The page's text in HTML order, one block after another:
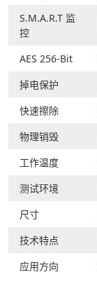
S.M.A.R.T 监
控
AES 256-Bit
掉电保护
快速擦除
物理销毁
工作温度
测试环境
尺寸
技术特点
应用方向